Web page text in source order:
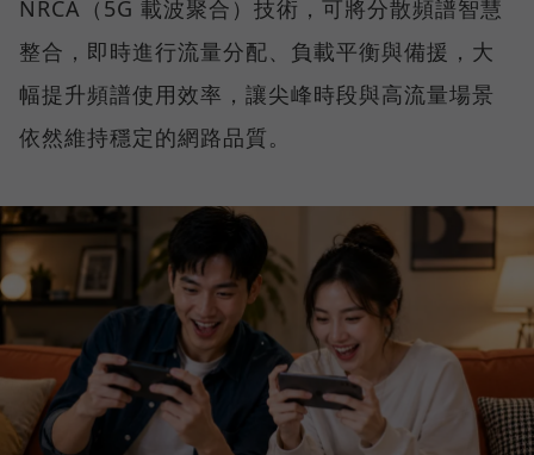
NRCA（5G 載波聚合）技術，可將分散頻譜智慧
整合，即時進行流量分配、負載平衡與備援，大
幅提升頻譜使用效率，讓尖峰時段與高流量場景
依然維持穩定的網路品質。